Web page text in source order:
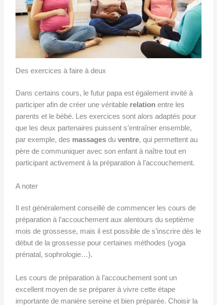
Des exercices à faire à deux
Dans certains cours, le futur papa est également invité à
participer afin de créer une véritable relationentre les
parents et le bébé. Les exercices sont alors adaptés pour
que les deux partenaires puissent s’entraîner ensemble,
par exemple, des massagesdu ventre, qui permettent au
père de communiquer avec son enfant à naître tout en
participant activement à la préparation à l’accouchement.
A noter
Il est généralement conseillé de commencer les cours de
préparation à l’accouchement aux alentours du septième
mois de grossesse, mais il est possible de s’inscrire dès le
début de la grossesse pour certaines méthodes (yoga
prénatal, sophrologie…).
Les cours de préparation à l’accouchement sont un
excellent moyen de se préparer à vivre cette étape
importante de manière sereine et bien préparée. Choisir la